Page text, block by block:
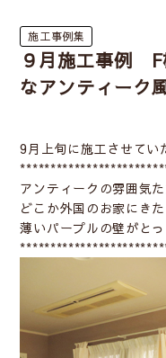
施工事例集
９月施工事例 F
なアンティーク
9月上旬に施工させてい
アンティークの雰囲気
どこか外国のお家にき
薄いパープルの壁がと